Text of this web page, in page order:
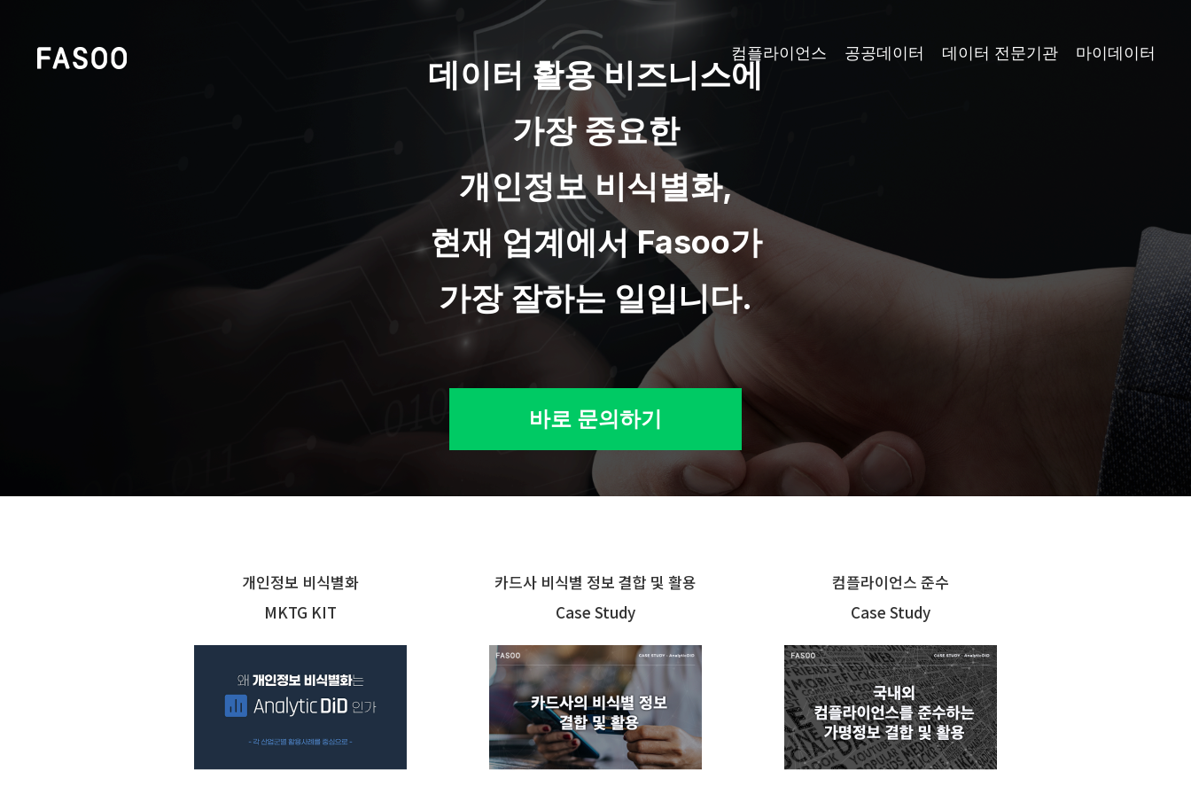
컴플라이언스 공공데이터 데이터 전문기관 마이데이터
데이터 활용 비즈니스에
가장 중요한
개인정보 비식별화,
현재 업계에서 Fasoo가
가장 잘하는 일입니다.
바로 문의하기
개인정보 비식별화
MKTG KIT
카드사 비식별 정보 결합 및 활용
Case Study
컴플라이언스 준수
Case Study